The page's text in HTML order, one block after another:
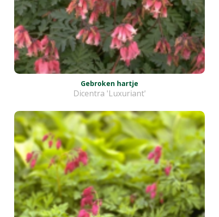
Gebroken hartje
Dicentra 'Luxuriant'